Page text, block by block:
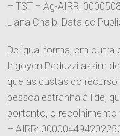
– TST – Ag-AIRR:
Liana Chaib, Data de
De igual forma, em outra
Irigoyen Peduzzi assim
que as custas do
pessoa estranha à lide,
portanto, o recolhimento
– AIRR: